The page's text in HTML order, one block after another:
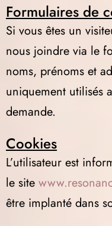
Formulaires de
Si vous êtes un
nous joindre via le
noms, prénoms et
uniquement utilisés
demande.
Cookies
L’utilisateur est
le site
être implanté dans